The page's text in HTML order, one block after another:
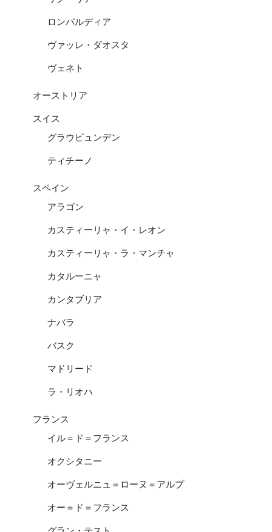
ロンバルディア
ヴァッレ・ダオスタ
ヴェネト
オーストリア
スイス
グラウビュンデン
ティチーノ
スペイン
アラゴン
カスティーリャ・イ・レオン
カスティーリャ・ラ・マンチャ
カタルーニャ
カンタブリア
ナバラ
バスク
マドリード
ラ・リオハ
フランス
イル＝ド＝フランス
オクシタニー
オーヴェルニュ＝ローヌ＝アルプ
オー＝ド＝フランス